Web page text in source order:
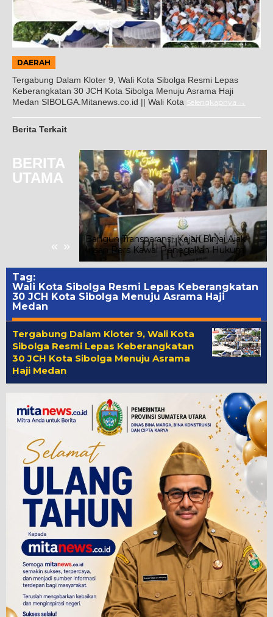
DAERAH
Tergabung Dalam Kloter 9, Wali Kota Sibolga Resmi Lepas
Keberangkatan 30 JCH Kota Sibolga Menuju Asrama Haji
Medan SIBOLGA.Mitanews.co.id || Wali Kota Selengkapnya
Berita Terkait
BERITA
UTAMA
« »
Bangun Transparansi, Kejari Binjai Ajak
Insan Pers Kawal Penegakan Hukum
Tag:
Wali Kota Sibolga Resmi Lepas Keberangkatan
30 JCH Kota Sibolga Menuju Asrama Haji
Medan
Tergabung Dalam Kloter 9, Wali Kota
Sibolga Resmi Lepas Keberangkatan
30 JCH Kota Sibolga Menuju Asrama
Haji Medan